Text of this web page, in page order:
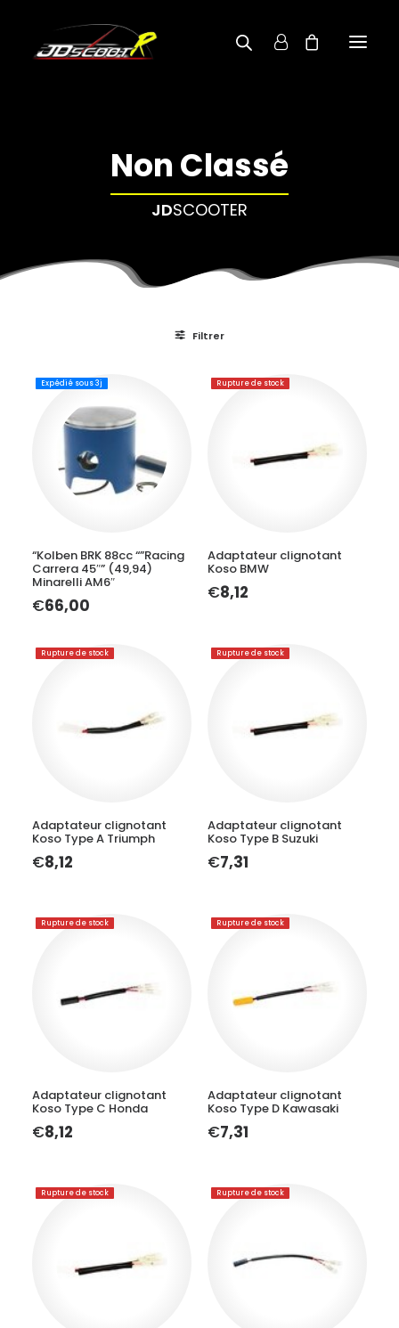
RECHERCHE PAR MODÈLE
Non Classé
JDSCOOTER
Filtrer
“Kolben BRK 88cc “”Racing
Carrera 45″” (49,94)
Minarelli AM6″
€66,00
Expédié sous 3j
Adaptateur clignotant
Koso BMW
€8,12
Rupture de stock
Adaptateur clignotant
Koso Type A Triumph
€8,12
Rupture de stock
Adaptateur clignotant
Koso Type B Suzuki
€7,31
Rupture de stock
Adaptateur clignotant
Koso Type C Honda
€8,12
Rupture de stock
Adaptateur clignotant
Koso Type D Kawasaki
€7,31
Rupture de stock
Rupture de stock Rupture de stock